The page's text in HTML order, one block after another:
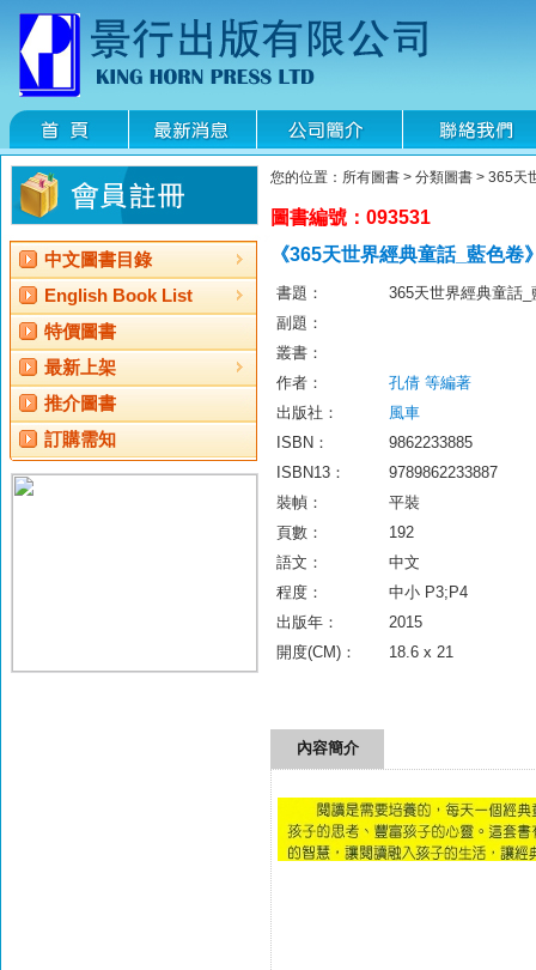
中文圖書目錄
English Book List
特價圖書
最新上架
推介圖書
訂購需知
您的位置：所有圖書 > 分類圖書 > 365天
圖書編號：093531
《365天世界經典童話_藍色卷
書題：
365天世界經典童話
副題：
叢書：
作者：
孔倩 等編著
出版社：
風車
ISBN：
9862233885
ISBN13：
9789862233887
裝幀：
平裝
頁數：
192
語文：
中文
程度：
中小 P3;P4
出版年：
2015
開度(CM)：
18.6 x 21
內容簡介